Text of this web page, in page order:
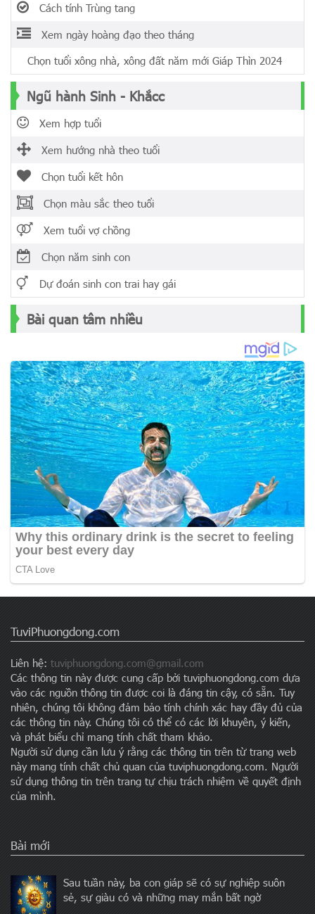
Cách tính Trùng tang
Xem ngày hoàng đạo theo tháng
Chọn tuổi xông nhà, xông đất năm mới Giáp Thìn 2024
Ngũ hành Sinh - Khắcc
Xem hợp tuổi
Xem hướng nhà theo tuổi
Chọn tuổi kết hôn
Chọn màu sắc theo tuổi
Xem tuổi vợ chồng
Chọn năm sinh con
Dự đoán sinh con trai hay gái
Bài quan tâm nhiều
TuviPhuongdong.com
Liên hệ: tuviphuongdong.com@gmail.com
Các thông tin này được cung cấp bởi tuviphuongdong.com dựa
vào các nguồn thông tin được coi là đáng tin cậy, có sẵn. Tuy
nhiên, chúng tôi không đảm bảo tính chính xác hay đầy đủ của
các thông tin này. Chúng tôi có thể có các lời khuyên, ý kiến,
và phát biểu chỉ mang tính chất tham khảo.
Người sử dụng cần lưu ý rằng các thông tin trên từ trang web
này mang tính chất chủ quan của tuviphuongdong.com. Người
sử dụng thông tin trên trang tự chịu trách nhiệm về quyết định
của mình.
Bài mới
Sau tuần này, ba con giáp sẽ có sự nghiệp suôn
sẻ, sự giàu có và những may mắn bất ngờ